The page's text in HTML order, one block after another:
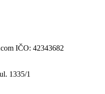
IČO: 42343682
1335/1